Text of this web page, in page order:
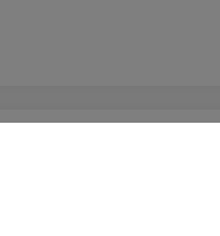
(pouze můj osobní